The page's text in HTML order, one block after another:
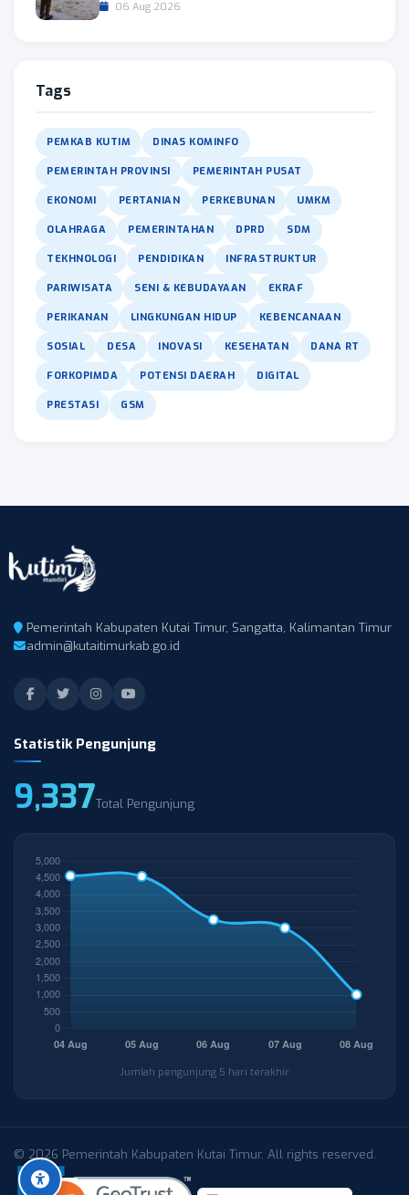
06 Aug 2026
Tags
PEMKAB KUTIM DINAS KOMINFO
PEMERINTAH PROVINSI PEMERINTAH PUSAT
EKONOMI PERTANIAN PERKEBUNAN UMKM
OLAHRAGA PEMERINTAHAN DPRD SDM
TEKHNOLOGI PENDIDIKAN INFRASTRUKTUR
PARIWISATA SENI & KEBUDAYAAN EKRAF
PERIKANAN LINGKUNGAN HIDUP KEBENCANAAN
SOSIAL DESA INOVASI KESEHATAN DANA RT
FORKOPIMDA POTENSI DAERAH DIGITAL
PRESTASI GSM
Pemerintah Kabupaten Kutai Timur, Sangatta, Kalimantan Timur
admin@kutaitimurkab.go.id
Statistik Pengunjung
9,337Total Pengunjung
Jumlah pengunjung 5 hari terakhir
© 2026 Pemerintah Kabupaten Kutai Timur. All rights reserved.